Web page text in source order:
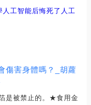
人工智能后悔死了 人工
傷害身體嗎？_胡蘿
是被禁止的。★食用金